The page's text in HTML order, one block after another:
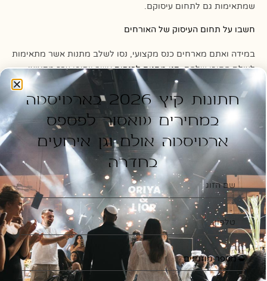
שמתאימות גם לתחום עיסוקם.
חשבו על תחום העיסוק של האורחים
במידה ואתם מארחים כנס מקצועי, נסו לשלב מתנות אשר מתאימות
לעולם התוכן שלהם.קנו מתנות לכנסיםאשר יוסיפו ערך מקצועי
לתחום העיסוק של האורחים ואשר כולם ישאלו אותם מאיפה הם
קיבלו אותן. רק לצורך ההמחשה, אם אתם עוסקים מארחים כנס של
סופרים, אתם יכולים להעניק קורא ספרים דיגיטלי (בסגנון קינדל) או
עט סופרים מיוחד אשר ישמש אותם להקדשות וחתימות.
שקלו לבחור במתנות קונספטואליות
אורחים כנס עם קונספט ספציפי? שקלו לבחור במתנות עם קונספט
ספציפי! רק לשם ההמחשה, במידה ואתם עורכים כנס אשר מוקדש
כולו למעט הסביבה אתם יכולים לבחור במתנות אשר לא יהיו פיזיות
דווקא אלא מתאימות לרעיון שמאחורי הכנס. כלומר שכל מוזמן יזכה
בנטיעות עצים על שמו או בתרומה לארגון סביבתי, ובלבד שהדבר
יתאים לרוח הכנס.
נסו לצאת מהקופסא
חתונות קיץ 2026 בארטיסטה
במחירים שאסור לפספס
ארטיסטה אולם וגן אירועים
בחדרה